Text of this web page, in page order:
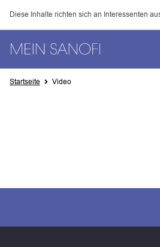
Diese Inhalte richten sich an Interessenten
Startseite Video